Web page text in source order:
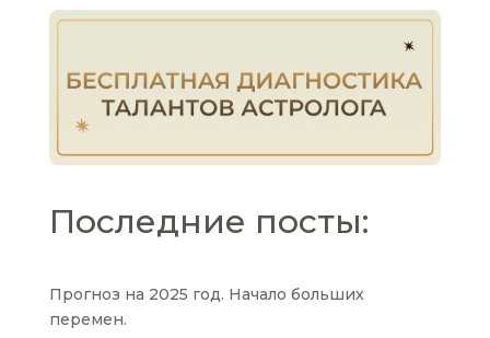
Последние посты:
Прогноз на 2025 год. Начало больших
перемен.